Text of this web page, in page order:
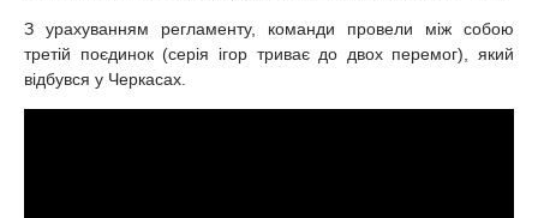
З урахуванням регламенту, команди провели між собою
третій поєдинок (серія ігор триває до двох перемог), який
відбувся у Черкасах.